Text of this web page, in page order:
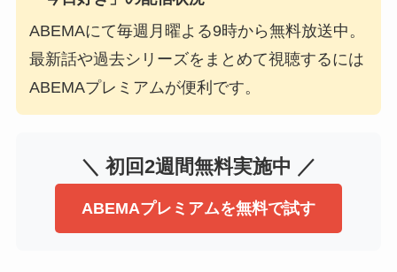
ABEMAにて毎週月曜よる9時から無料放送中。
最新話や過去シリーズをまとめて視聴するには
ABEMAプレミアムが便利です。
＼ 初回2週間無料実施中 ／
ABEMAプレミアムを無料で試す